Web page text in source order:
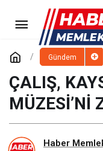
Gündem
ÇALIŞ,
MÜZESİ’Nİ
Haber
YIL Yorum Yap